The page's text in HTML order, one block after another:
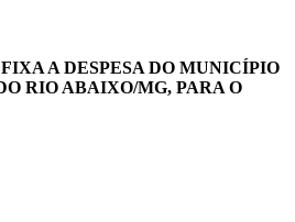
A DESPESA DO MUNICÍPIO
RIO ABAIXO/MG, PARA O